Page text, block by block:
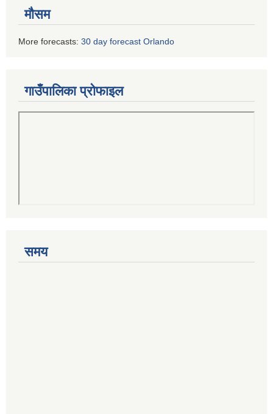
मौसम
More forecasts: 30 day forecast Orlando
गाउँपालिका प्रोफाइल
समय